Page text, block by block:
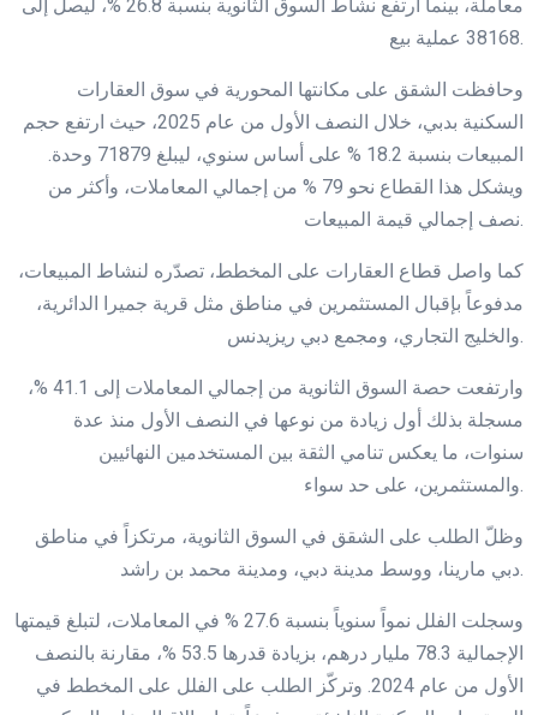
معاملة، بينما ارتفع نشاط السوق الثانوية بنسبة 26.8 %، ليصل إلى
38168 عملية بيع.
وحافظت الشقق على مكانتها المحورية في سوق العقارات
السكنية بدبي، خلال النصف الأول من عام 2025، حيث ارتفع حجم
المبيعات بنسبة 18.2 % على أساس سنوي، ليبلغ 71879 وحدة.
ويشكل هذا القطاع نحو 79 % من إجمالي المعاملات، وأكثر من
نصف إجمالي قيمة المبيعات.
كما واصل قطاع العقارات على المخطط، تصدّره لنشاط المبيعات،
مدفوعاً بإقبال المستثمرين في مناطق مثل قرية جميرا الدائرية،
والخليج التجاري، ومجمع دبي ريزيدنس.
وارتفعت حصة السوق الثانوية من إجمالي المعاملات إلى 41.1 %،
مسجلة بذلك أول زيادة من نوعها في النصف الأول منذ عدة
سنوات، ما يعكس تنامي الثقة بين المستخدمين النهائيين
والمستثمرين، على حد سواء.
وظلّ الطلب على الشقق في السوق الثانوية، مرتكزاً في مناطق
دبي مارينا، ووسط مدينة دبي، ومدينة محمد بن راشد.
وسجلت الفلل نمواً سنوياً بنسبة 27.6 % في المعاملات، لتبلغ قيمتها
الإجمالية 78.3 مليار درهم، بزيادة قدرها 53.5 %، مقارنة بالنصف
الأول من عام 2024. وتركّز الطلب على الفلل على المخطط في